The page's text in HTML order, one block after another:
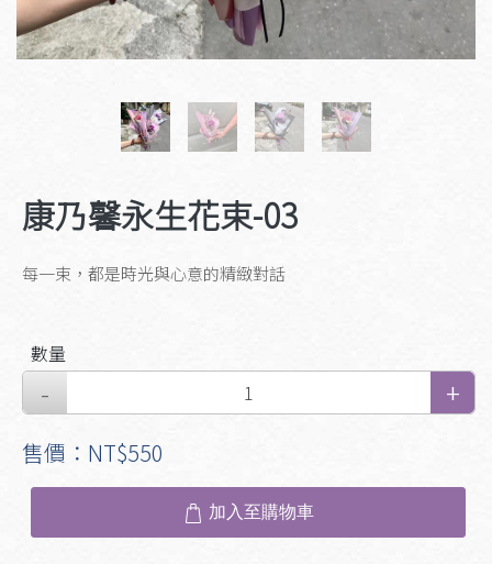
康乃馨永生花束-03
每一束，都是時光與心意的精緻對話
數量
售價：NT$550
加入至購物車